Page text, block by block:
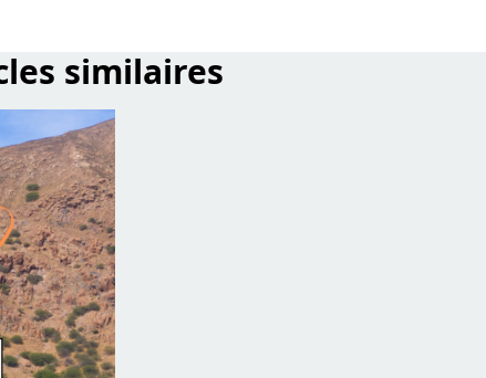
similaires